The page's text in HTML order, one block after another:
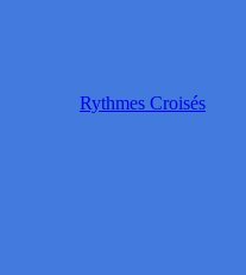
Rythmes Croisés